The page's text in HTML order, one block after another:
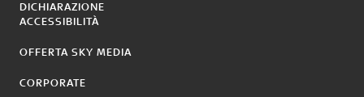
DICHIARAZIONE
ACCESSIBILITÀ
OFFERTA SKY MEDIA
CORPORATE